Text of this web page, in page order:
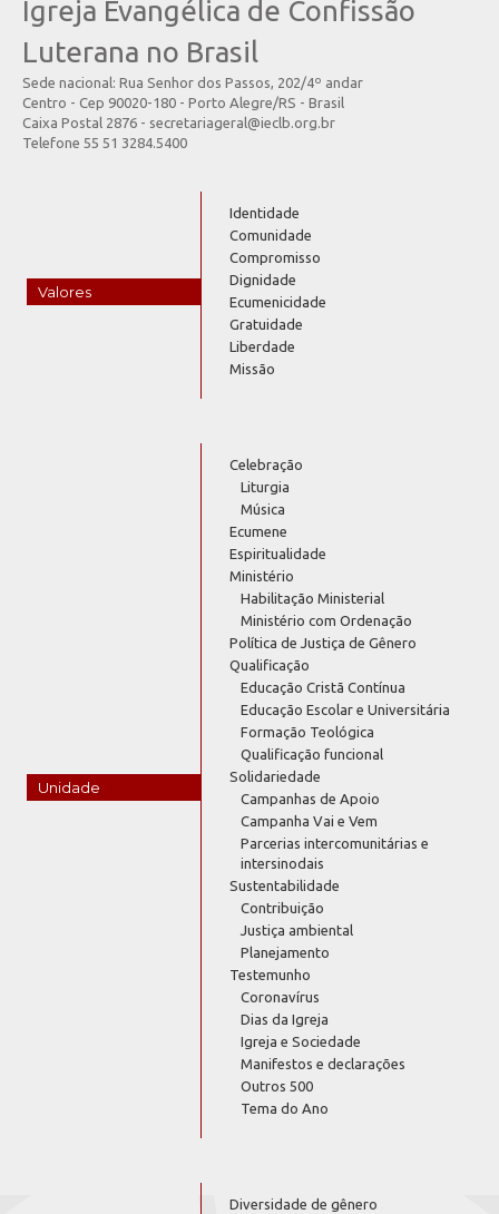
Igreja Evangélica de Confissão
Luterana no Brasil
Sede nacional: Rua Senhor dos Passos, 202/4º andar
Centro - Cep 90020-180 - Porto Alegre/RS - Brasil
Caixa Postal 2876 - secretariageral@ieclb.org.br
Telefone 55 51 3284.5400
Valores
Identidade
Comunidade
Compromisso
Dignidade
Ecumenicidade
Gratuidade
Liberdade
Missão
Unidade
Celebração
Liturgia
Música
Ecumene
Espiritualidade
Ministério
Habilitação Ministerial
Ministério com Ordenação
Política de Justiça de Gênero
Qualificação
Educação Cristã Contínua
Educação Escolar e Universitária
Formação Teológica
Qualificação funcional
Solidariedade
Campanhas de Apoio
Campanha Vai e Vem
Parcerias intercomunitárias e
intersinodais
Sustentabilidade
Contribuição
Justiça ambiental
Planejamento
Testemunho
Coronavírus
Dias da Igreja
Igreja e Sociedade
Manifestos e declarações
Outros 500
Tema do Ano
Diversidade de gênero